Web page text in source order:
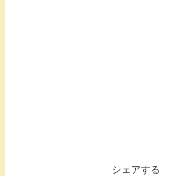
シェアする